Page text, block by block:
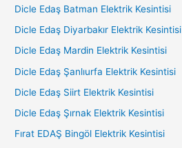
Dicle Edaş Batman Elektrik Kesintisi
Dicle Edaş Diyarbakır Elektrik Kesintisi
Dicle Edaş Mardin Elektrik Kesintisi
Dicle Edaş Şanlıurfa Elektrik Kesintisi
Dicle Edaş Siirt Elektrik Kesintisi
Dicle Edaş Şırnak Elektrik Kesintisi
Fırat EDAŞ Bingöl Elektrik Kesintisi